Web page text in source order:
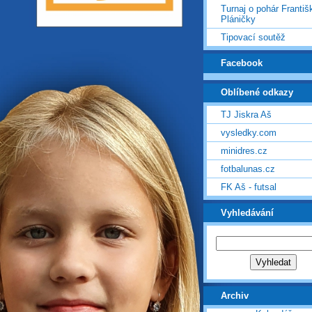
Turnaj o pohár
Pláničky
Tipovací soutěž
Facebook
Oblíbené odkazy
TJ Jiskra Aš
vysledky.com
minidres.cz
fotbalunas.cz
FK Aš - futsal
Vyhledávání
Archiv